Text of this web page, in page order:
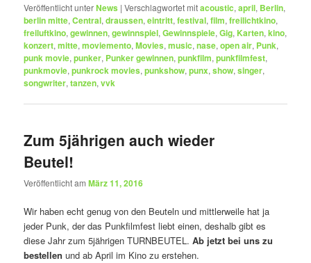
Veröffentlicht unterNews |Verschlagwortet mitacoustic,april, Berlin,
berlin mitte,Central,draussen,eintritt,festival,film,freilichtkino,
freiluftkino,gewinnen,gewinnspiel,Gewinnspiele,Gig, Karten,kino,
konzert,mitte,moviemento,Movies,music,nase,open air, Punk,
punk movie,punker, Punker gewinnen,punkfilm,punkfilmfest,
punkmovie,punkrock movies,punkshow,punx,show,singer,
songwriter,tanzen,vvk
Zum 5jährigen auch wieder
Beutel!
Veröffentlicht amMärz 11, 2016
Wir haben echt genug von den Beuteln und mittlerweile hat ja
jeder Punk, der das Punkfilmfest liebt einen, deshalb gibt es
diese Jahr zum 5jährigen TURNBEUTEL.Ab jetzt bei uns zu
bestellen und ab April im Kino zu erstehen.